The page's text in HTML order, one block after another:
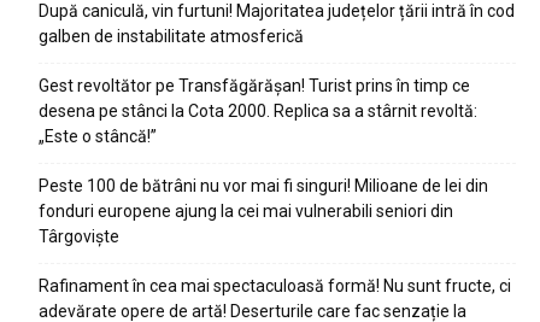
După caniculă, vin furtuni! Majoritatea județelor țării intră în cod
galben de instabilitate atmosferică
Gest revoltător pe Transfăgărășan! Turist prins în timp ce
desena pe stânci la Cota 2000. Replica sa a stârnit revoltă:
„Este o stâncă!”
Peste 100 de bătrâni nu vor mai fi singuri! Milioane de lei din
fonduri europene ajung la cei mai vulnerabili seniori din
Târgoviște
Rafinament în cea mai spectaculoasă formă! Nu sunt fructe, ci
adevărate opere de artă! Deserturile care fac senzație la